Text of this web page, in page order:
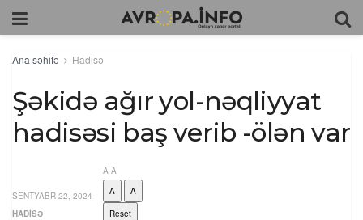
Ana səhifə Hadisə
Şəkidə ağır yol-nəqliyyat
hadisəsi baş verib -ölən var
SENTYABR 22, 2024
HADISƏ
A A
A
A
Reset